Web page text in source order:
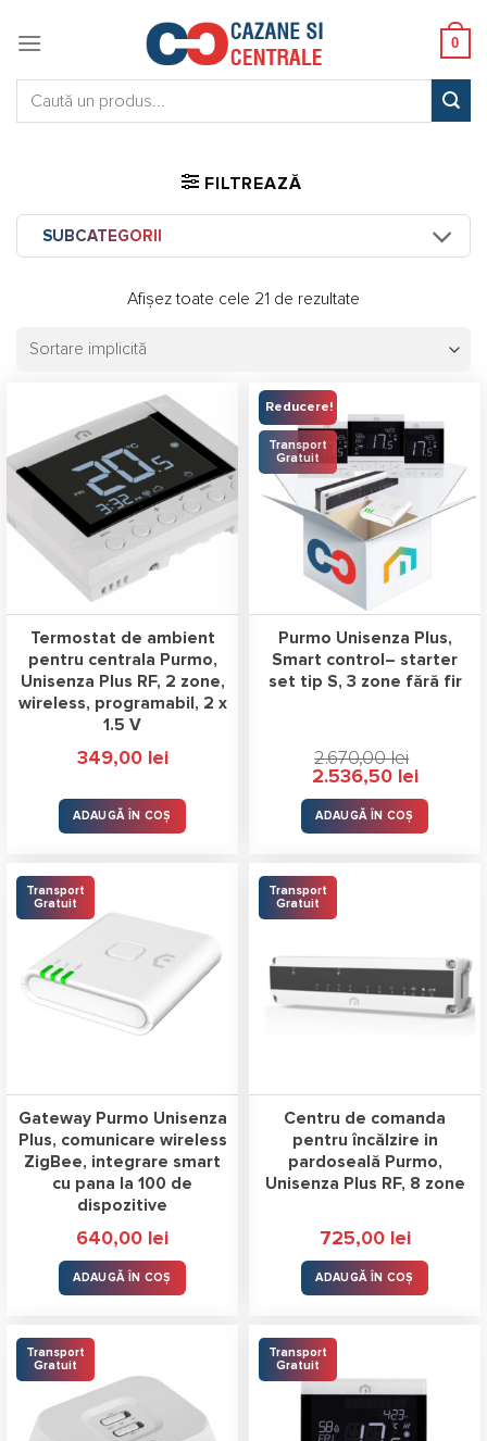
0
FILTREAZĂ
SUBCATEGORII
Afișez toate cele 21 de rezultate
Termostat de ambient
pentru centrala Purmo,
Unisenza Plus RF, 2 zone,
wireless, programabil, 2 x
1.5 V
349,00 lei
ADAUGĂ ÎN COȘ
Reducere!
Transport
Gratuit
Purmo Unisenza Plus,
Smart control– starter
set tip S, 3 zone fără fir
2.670,00lei
Prețul
inițial
a
fost:
2.536,50 leiPrețul
curent
este:
ADAUGĂ ÎN COȘ
Transport
Gratuit
Gateway Purmo Unisenza
Plus, comunicare wireless
ZigBee, integrare smart
cu pana la 100 de
dispozitive
640,00 lei
ADAUGĂ ÎN COȘ
Transport
Gratuit
Centru de comanda
pentru încălzire in
pardoseală Purmo,
Unisenza Plus RF, 8 zone
725,00 lei
ADAUGĂ ÎN COȘ
Transport
Gratuit
Transport
Gratuit